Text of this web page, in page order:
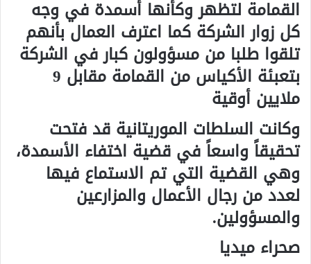
القمامة لتظهر وكأنها أسمدة في وجه
كل زوار الشركة كما اعترف العمال بأنهم
تلقوا طلبا من مسؤولون كبار في الشركة
بتعبئة الأكياس من القمامة مقابل 9
ملايين أوقية
وكانت السلطات الموريتانية قد فتحت
تحقيقاً واسعاً في قضية اختفاء الأسمدة،
وهي القضية التي تم الاستماع فيها
لعدد من رجال الأعمال والمزارعين
والمسؤولين.
صحراء ميديا